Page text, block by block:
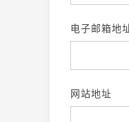
电子邮箱地
网站地址